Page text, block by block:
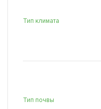
Тип климата
Тип почвы